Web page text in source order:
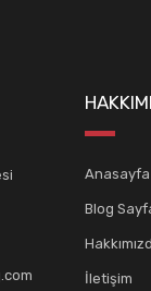
Anasayfa
Blog
İletişim